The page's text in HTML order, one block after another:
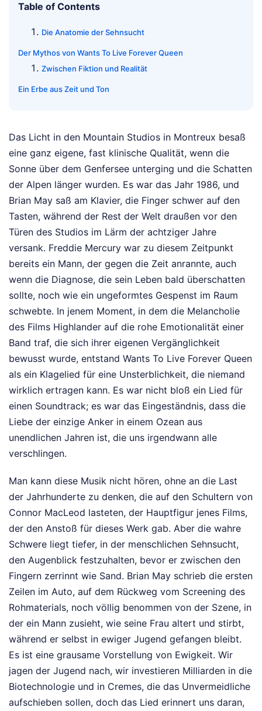
Table of Contents
Die Anatomie der Sehnsucht
Der Mythos von Wants To Live Forever Queen
Zwischen Fiktion und Realität
Ein Erbe aus Zeit und Ton
Das Licht in den Mountain Studios in Montreux besaß
eine ganz eigene, fast klinische Qualität, wenn die
Sonne über dem Genfersee unterging und die Schatten
der Alpen länger wurden. Es war das Jahr 1986, und
Brian May saß am Klavier, die Finger schwer auf den
Tasten, während der Rest der Welt draußen vor den
Türen des Studios im Lärm der achtziger Jahre
versank. Freddie Mercury war zu diesem Zeitpunkt
bereits ein Mann, der gegen die Zeit anrannte, auch
wenn die Diagnose, die sein Leben bald überschatten
sollte, noch wie ein ungeformtes Gespenst im Raum
schwebte. In jenem Moment, in dem die Melancholie
des Films Highlander auf die rohe Emotionalität einer
Band traf, die sich ihrer eigenen Vergänglichkeit
bewusst wurde, entstand Wants To Live Forever Queen
als ein Klagelied für eine Unsterblichkeit, die niemand
wirklich ertragen kann. Es war nicht bloß ein Lied für
einen Soundtrack; es war das Eingeständnis, dass die
Liebe der einzige Anker in einem Ozean aus
unendlichen Jahren ist, die uns irgendwann alle
verschlingen.
Man kann diese Musik nicht hören, ohne an die Last
der Jahrhunderte zu denken, die auf den Schultern von
Connor MacLeod lasteten, der Hauptfigur jenes Films,
der den Anstoß für dieses Werk gab. Aber die wahre
Schwere liegt tiefer, in der menschlichen Sehnsucht,
den Augenblick festzuhalten, bevor er zwischen den
Fingern zerrinnt wie Sand. Brian May schrieb die ersten
Zeilen im Auto, auf dem Rückweg vom Screening des
Rohmaterials, noch völlig benommen von der Szene, in
der ein Mann zusieht, wie seine Frau altert und stirbt,
während er selbst in ewiger Jugend gefangen bleibt.
Es ist eine grausame Vorstellung von Ewigkeit. Wir
jagen der Jugend nach, wir investieren Milliarden in die
Biotechnologie und in Cremes, die das Unvermeidliche
aufschieben sollen, doch das Lied erinnert uns daran,